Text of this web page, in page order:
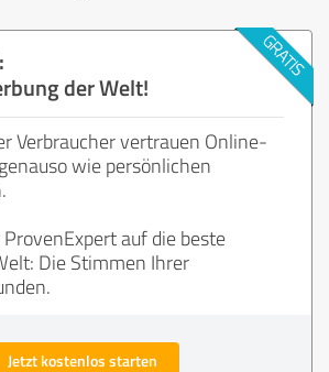
der Welt!
Verbraucher vertrauen Online-
wie persönlichen
auf die beste
Die Stimmen Ihrer
Jetzt kostenlos starten